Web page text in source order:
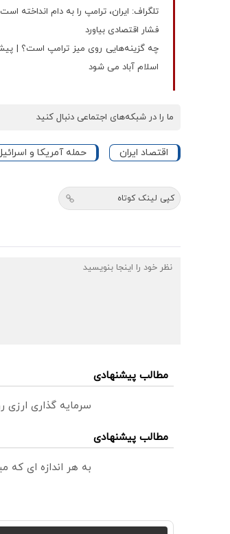
تلگراف: ایران، ترامپ را به دام انداخته
فشار اقتصادی بیاورد
اسلام آباد می شود
ما را در شبکه‌های اجتماعی دنبال کنید
اقتصاد ایران حمله آمریکا و
کپی لینک کوتاه
مطالب پیشنهادی
سرمایه گذاری
مطالب پیشنهادی
به هر اندازه ای